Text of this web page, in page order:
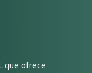
que ofrece